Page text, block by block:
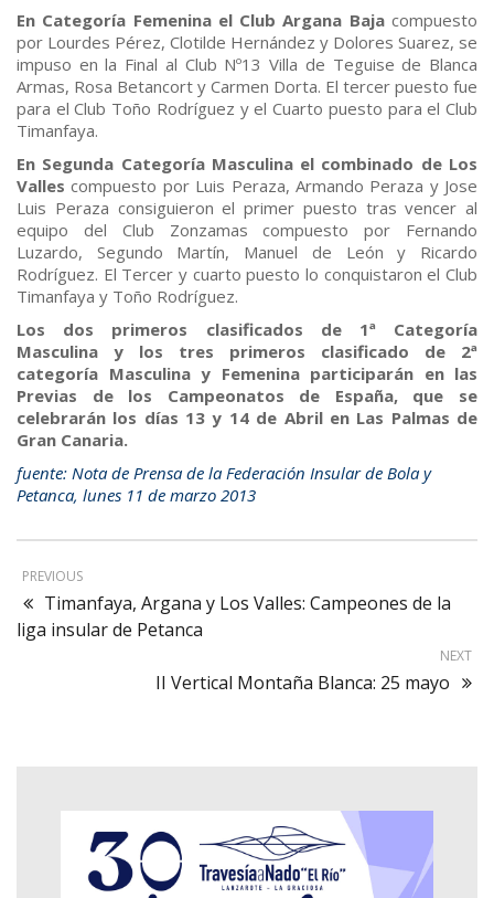
En Categoría Femenina el Club Argana Bajacompuesto
por Lourdes Pérez, Clotilde Hernández y Dolores Suarez, se
impuso en la Final al Club Nº13 Villa de Teguise de Blanca
Armas, Rosa Betancort y Carmen Dorta. El tercer puesto fue
para el Club Toño Rodríguez y el Cuarto puesto para el Club
Timanfaya.
En Segunda Categoría Masculina el combinado de Los
Valles compuesto por Luis Peraza, Armando Peraza y Jose
Luis Peraza consiguieron el primer puesto tras vencer al
equipo del Club Zonzamas compuesto por Fernando
Luzardo, Segundo Martín, Manuel de León y Ricardo
Rodríguez. El Tercer y cuarto puesto lo conquistaron el Club
Timanfaya y Toño Rodríguez.
Los dos primeros clasificados de 1ª Categoría
Masculina y los tres primeros clasificado de 2ª
categoría Masculina y Femenina participarán en las
Previas de los Campeonatos de España, que se
celebrarán los días 13 y 14 de Abril en Las Palmas de
Gran Canaria.
fuente: Nota de Prensa de la Federación Insular de Bola y
Petanca, lunes 11 de marzo 2013
PREVIOUS
Timanfaya, Argana y Los Valles: Campeones de la
liga insular de Petanca
NEXT
II Vertical Montaña Blanca: 25 mayo